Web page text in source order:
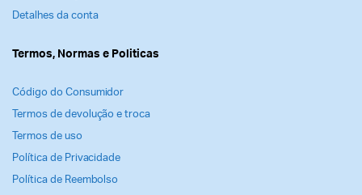
Detalhes da conta
Termos, Normas e Politicas
Código do Consumidor
Termos de devolução e troca
Termos de uso
Política de Privacidade
Política de Reembolso